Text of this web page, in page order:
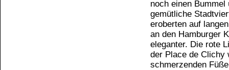
noch einen
gemütliche
eroberten auf
an den Hamburger
eleganter. Die rote
der Place de Clichy
schmerzenden